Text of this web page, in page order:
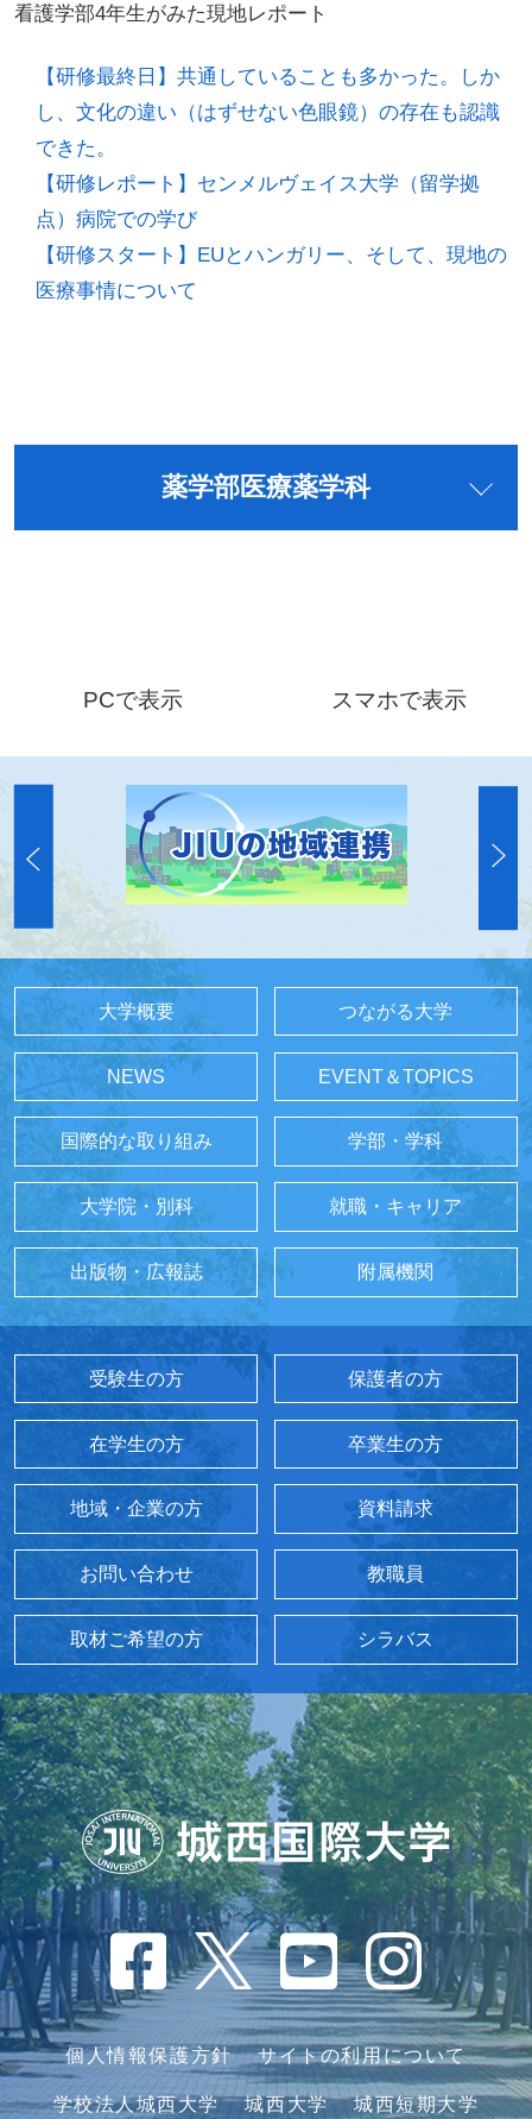
看護学部4年生がみた現地レポート
【研修最終日】共通していることも多かった。しか
し、文化の違い（はずせない色眼鏡）の存在も認識
できた。
【研修レポート】センメルヴェイス大学（留学拠
点）病院での学び
【研修スタート】EUとハンガリー、そして、現地の
医療事情について
薬学部医療薬学科
PCで表示 スマホで表示
大学概要 つながる大学
NEWS EVENT＆TOPICS
国際的な取り組み 学部・学科
大学院・別科 就職・キャリア
出版物・広報誌 附属機関
受験生の方 保護者の方
在学生の方 卒業生の方
地域・企業の方 資料請求
お問い合わせ 教職員
取材ご希望の方 シラバス
個人情報保護方針 サイトの利用について
学校法人城西大学 城西大学 城西短期大学